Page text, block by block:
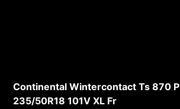
Continental Wintercontact Ts 870 P
235/50R18 101V XL Fr